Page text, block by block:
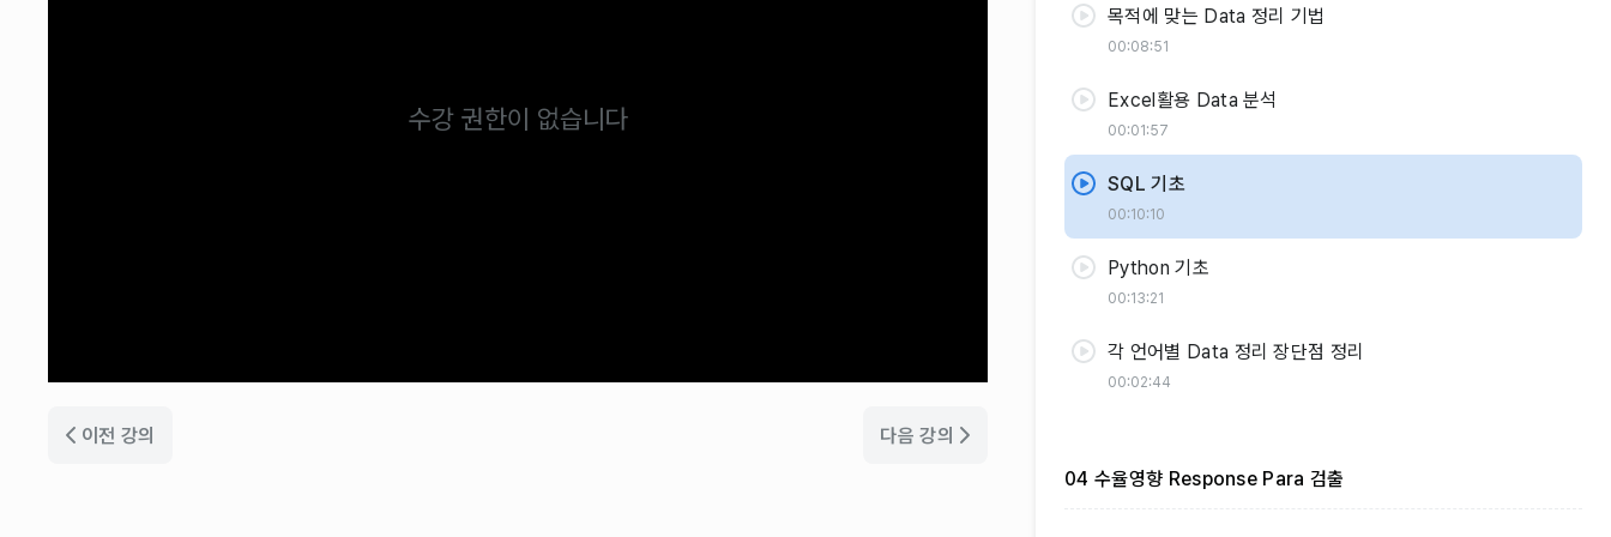
수강 권한이 없습니다
이전 강의 다음 강의
목적에 맞는 Data 정리 기법
00:08:51
Excel활용 Data 분석
00:01:57
SQL 기초
00:10:10
Python 기초
00:13:21
각 언어별 Data 정리 장단점 정리
00:02:44
04 수율영향 Response Para 검출